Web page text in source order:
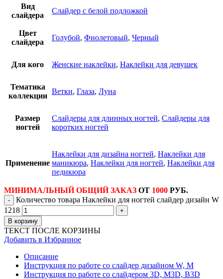
Вид
слайдера
Слайдер с белой подложкой
Цвет
слайдера
Голубой, Фиолетовый, Черный
Для кого Женские наклейки, Наклейки для девушек
Тематика
коллекции
Ветки, Глаза, Луна
Размер
ногтей
Слайдеры для длинных ногтей, Слайдеры для
коротких ногтей
Применение
Наклейки для дизайна ногтей, Наклейки для
маникюра, Наклейки для ногтей, Наклейки для
педикюра
МИНИМАЛЬНЫЙ ОБЩИЙ ЗАКАЗ ОТ 1000 РУБ.
Количество товара Наклейки для ногтей слайдер дизайн W
1218
В корзину
ТЕКСТ ПОСЛЕ КОРЗИНЫ
Добавить в Избранное
Описание
Инструкция по работе со слайдер дизайном W, M
Инструкция по работе со слайдером 3D, М3D, B3D